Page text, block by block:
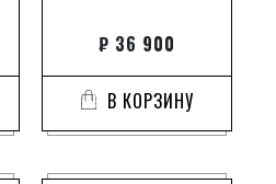
₽ 36 900
В КОРЗИНУ